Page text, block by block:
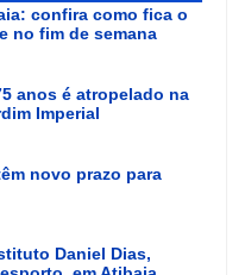
confira como fica o
no fim de semana
anos é atropelado na
Imperial
novo prazo para
Daniel Dias,